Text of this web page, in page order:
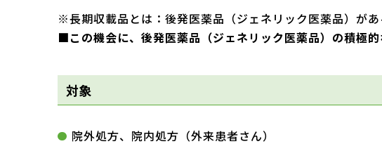
※長期収載品とは：後発医薬品（ジェネリック医薬品）が
■この機会に、後発医薬品（ジェネリック医薬品）の積極的
対象
院外処方、院内処方（外来患者さん）